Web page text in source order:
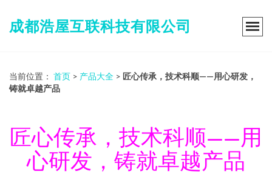
成都浩屋互联科技有限公司
当前位置： 首页 > 产品大全 > 匠心传承，技术科顺——用心研发，
铸就卓越产品
匠心传承，技术科顺——用
心研发，铸就卓越产品